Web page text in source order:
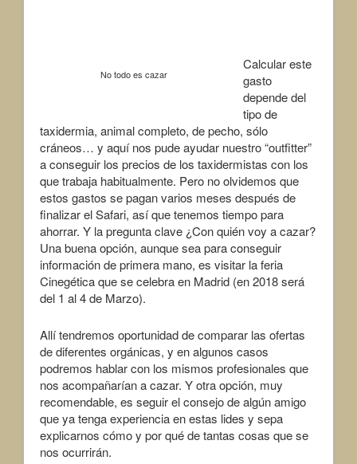
No todo es cazar
Calcular este
gasto
depende del
tipo de
taxidermia, animal completo, de pecho, sólo
cráneos… y aquí nos pude ayudar nuestro “outfitter”
a conseguir los precios de los taxidermistas con los
que trabaja habitualmente. Pero no olvidemos que
estos gastos se pagan varios meses después de
finalizar el Safari, así que tenemos tiempo para
ahorrar. Y la pregunta clave ¿Con quién voy a cazar?
Una buena opción, aunque sea para conseguir
información de primera mano, es visitar la feria
Cinegética que se celebra en Madrid (en 2018 será
del 1 al 4 de Marzo).
Allí tendremos oportunidad de comparar las ofertas
de diferentes orgánicas, y en algunos casos
podremos hablar con los mismos profesionales que
nos acompañarían a cazar. Y otra opción, muy
recomendable, es seguir el consejo de algún amigo
que ya tenga experiencia en estas lides y sepa
explicarnos cómo y por qué de tantas cosas que se
nos ocurrirán.